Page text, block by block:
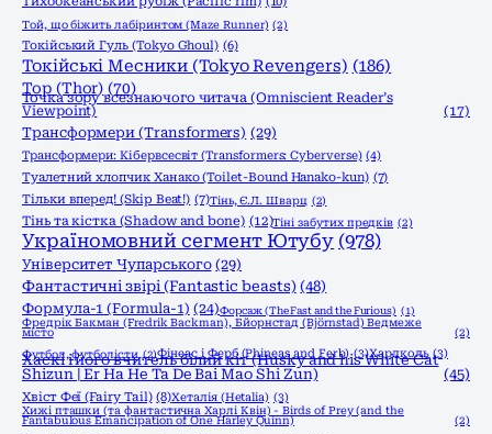
Той, що біжить лабіринтом (Maze Runner) (2)
Токійський Гуль (Tokyo Ghoul) (6)
Токійські Месники (Tokyo Revengers) (186)
Тор (Thor) (70)
Точка зору всезнаючого читача (Omniscient Reader’s
Viewpoint)
(17)
Трансформери (Transformers) (29)
Трансформери: Кібервсесвіт (Transformers: Cyberverse) (4)
Туалетний хлопчик Ханако (Toilet-Bound Hanako-kun) (7)
Тільки вперед! (Skip Beat!) (7)Тінь, Є.Л. Шварц (2)
Тінь та кістка (Shadow and bone) (12)Тіні забутих предків (2)
Україномовний сегмент Ютубу (978)
Університет Чупарського (29)
Фантастичні звірі (Fantastic beasts) (48)
Формула-1 (Formula-1) (24)Форсаж (The Fast and the Furious) (1)
Фредрік Бакман (Fredrik Backman), Бйорнстад (Björnstad) Ведмеже
місто
(2)
Футбол, футболісти (2)Фінеас і Ферб (Phineas and Ferb) (3)Хардколь (3)
Хаскі і його вчитель білий кіт (Husky and his White Cat
Shizun | Er Ha He Ta De Bai Mao Shi Zun)
(45)
Хвіст Феї (Fairy Tail) (8)Хеталія (Hetalia) (3)
Хижі пташки (та фантастична Харлі Квін) - Birds of Prey (and the
Fantabulous Emancipation of One Harley Quinn)
(2)